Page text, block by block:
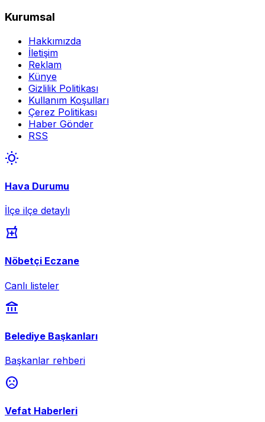
Kurumsal
Hakkımızda
İletişim
Reklam
Künye
Gizlilik Politikası
Kullanım Koşulları
Çerez Politikası
Haber Gönder
RSS
wb_sunny
Hava Durumu
İlçe ilçe detaylı
local_pharmacy
Nöbetçi Eczane
Canlı listeler
account_balance
Belediye Başkanları
Başkanlar rehberi
sentiment_dissatisfied
Vefat Haberleri